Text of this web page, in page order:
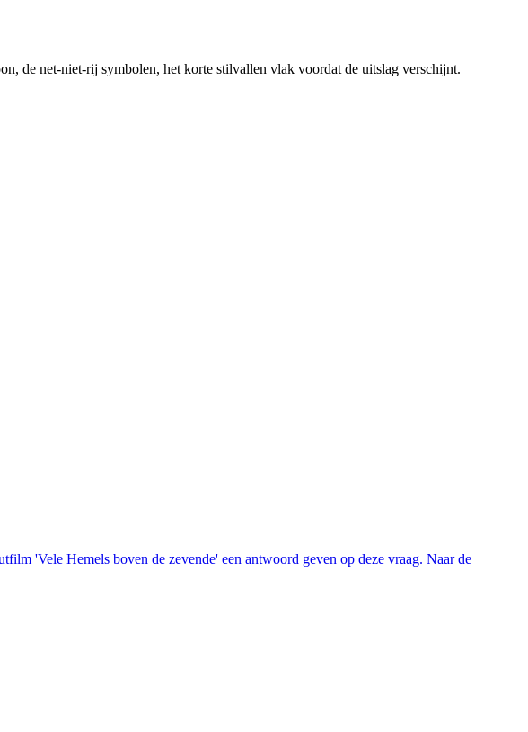
de net-niet-rij symbolen, het korte stilvallen vlak voordat de uitslag verschijnt.
'Vele Hemels boven de zevende' een antwoord geven op deze vraag. Naar de